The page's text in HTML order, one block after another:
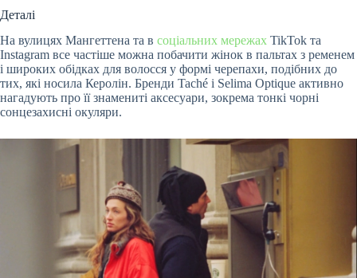
Деталі
На вулицях Мангеттена та в соціальних мережах TikTok та
Instagram все частіше можна побачити жінок в пальтах з ременем
і широких обідках для волосся у формі черепахи, подібних до
тих, які носила Керолін. Бренди Taché і Selima Optique активно
нагадують про її знамениті аксесуари, зокрема тонкі чорні
сонцезахисні окуляри.